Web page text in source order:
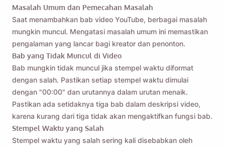
Masalah Umum dan Pemecahan Masalah
Saat menambahkan bab video YouTube, berbagai masalah
mungkin muncul. Mengatasi masalah umum ini memastikan
pengalaman yang lancar bagi kreator dan penonton.
Bab yang Tidak Muncul di Video
Bab mungkin tidak muncul jika stempel waktu diformat
dengan salah. Pastikan setiap stempel waktu dimulai
dengan "00:00" dan urutannya dalam urutan menaik.
Pastikan ada setidaknya tiga bab dalam deskripsi video,
karena kurang dari tiga tidak akan mengaktifkan fungsi bab.
Stempel Waktu yang Salah
Stempel waktu yang salah sering kali disebabkan oleh
Privasi kami.
Mengirim